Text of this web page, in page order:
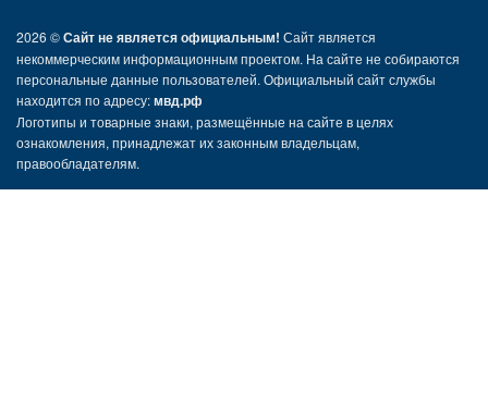
2026 ©Сайт не является официальным! Сайт является
некоммерческим информационным проектом. На сайте не собираются
персональные данные пользователей. Официальный сайт службы
находится по адресу:мвд.рф
Логотипы и товарные знаки, размещённые на сайте в целях
ознакомления, принадлежат их законным владельцам,
правообладателям.